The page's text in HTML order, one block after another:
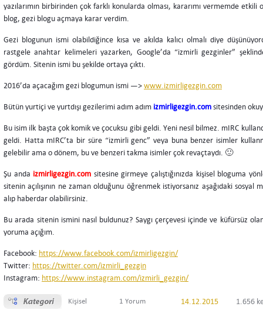
yazılarımın birbirinden çok farklı konularda olması, kararımı vermemde
blog, gezi blogu açmaya karar verdim.
Gezi blogunun ismi olabildiğince kısa ve akılda kalıcı olmalı diye
rastgele anahtar kelimeleri yazarken, Google’da “izmirli gezginler”
gördüm. Sitenin ismi bu şekilde ortaya çıktı.
2016’da açacağım gezi blogumun ismi —>www.izmirligezgin.com
Bütün yurtiçi ve yurtdışı gezilerimi adım adım izmirligezgin.comsitesinden
Bu isim ilk başta çok komik ve çocuksu gibi geldi. Yeni nesil bilmez. mIRC
geldi. Hatta mIRC’ta bir süre “izmirli genc” veya buna benzer isimler
gelebilir ama o dönem, bu ve benzeri takma isimler çok revaçtaydı. 🙂
Şu anda izmirligezgin.com sitesine girmeye çalıştığınızda kişisel bloguma
sitenin açılışının ne zaman olduğunu öğrenmek istiyorsanız aşağıdaki sosyal
alıp haberdar olabilirsiniz.
Bu arada sitenin ismini nasıl buldunuz? Saygı çerçevesi içinde ve küfürsüz
yoruma açığım.
Facebook: https://www.facebook.com/izmirligezgin/
Twitter: https://twitter.com/izmirli_gezgin
Instagram: https://www.instagram.com/izmirli_gezgin/
Kişisel 1 Yorum 14.12.2015 1.656